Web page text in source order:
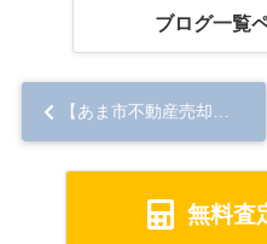
ブログ一覧
無料査